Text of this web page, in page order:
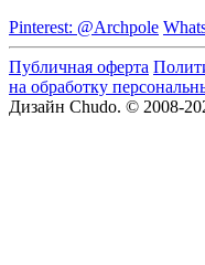
Pinterest: @Archpole
Публичная оферта
на обработку
Дизайн Chudo. © 2008-